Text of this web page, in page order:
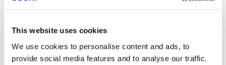
This website uses cookies
We use cookies to personalise content and ads, to
provide social media features and to analyse our traffic.